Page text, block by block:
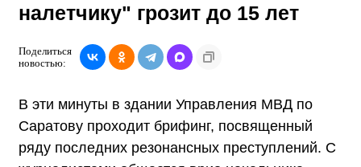
налетчику" грозит до 15 лет
Поделиться
новостью:
В эти минуты в здании Управления МВД по
Саратову проходит брифинг, посвященный
ряду последних резонансных преступлений. С